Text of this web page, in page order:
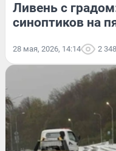
Ливень с
синоптиков на
28 мая, 2026, 14:14 2 348